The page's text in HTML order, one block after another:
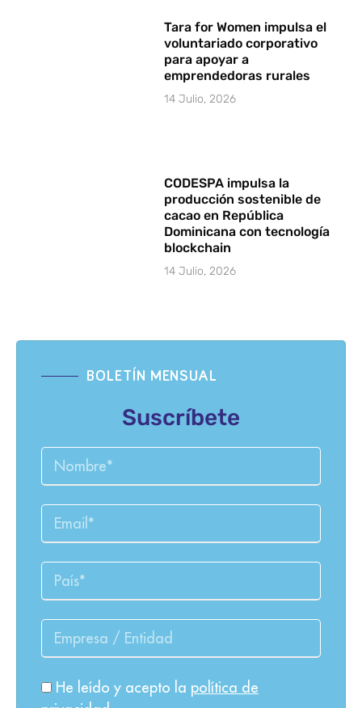
Tara for Women impulsa el
voluntariado corporativo
para apoyar a
emprendedoras rurales
14 Julio, 2026
CODESPA impulsa la
producción sostenible de
cacao en República
Dominicana con tecnología
blockchain
14 Julio, 2026
BOLETÍN MENSUAL
Suscríbete
He leído y acepto la política de